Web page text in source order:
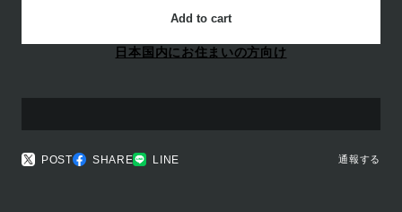
Add to cart
日本国内にお住まいの方向け
POST SHARE LINE 通報する